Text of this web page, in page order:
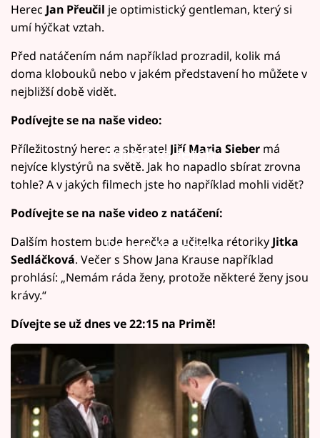
Herec Jan Přeučil je optimistický gentleman, který si
umí hýčkat vztah.
Před natáčením nám například prozradil, kolik má
doma klobouků nebo v jakém představení ho můžete v
nejbližší době vidět.
Podívejte se na naše video:
Failed to fetch
Příležitostný herec a sběratel Jiří Maria Sieber má
nejvíce klystýrů na světě. Jak ho napadlo sbírat zrovna
tohle? A v jakých filmech jste ho například mohli vidět?
Podívejte se na naše video z natáčení:
Failed to fetch
Dalším hostem bude herečka a učitelka rétoriky Jitka
Sedláčková. Večer s Show Jana Krause například
prohlásí: „Nemám ráda ženy, protože některé ženy jsou
krávy.“
Dívejte se už dnes ve 22:15 na Primě!